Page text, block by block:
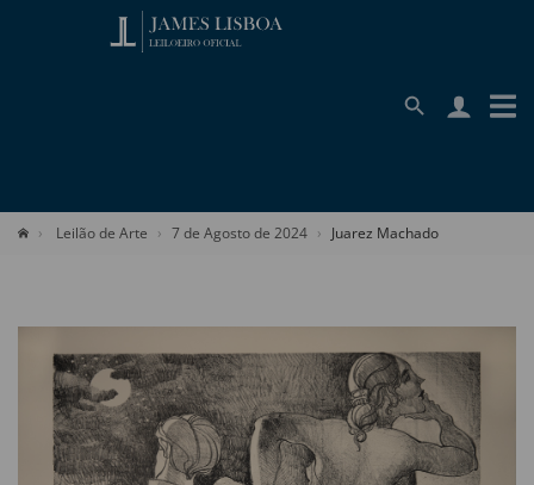
Leilão de Arte 7 de Agosto de 2024 Juarez Machado